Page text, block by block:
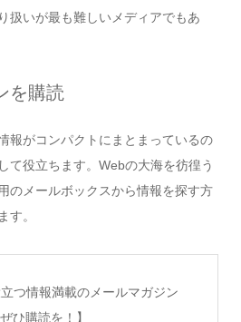
扱いが最も難しいメディアでもあ
を購読
報がコンパクトにまとまっているの
て役立ちます。Webの大海を彷徨う
のメールボックスから情報を探す方
す。
つ情報満載のメールマガジン
ひ購読を！】